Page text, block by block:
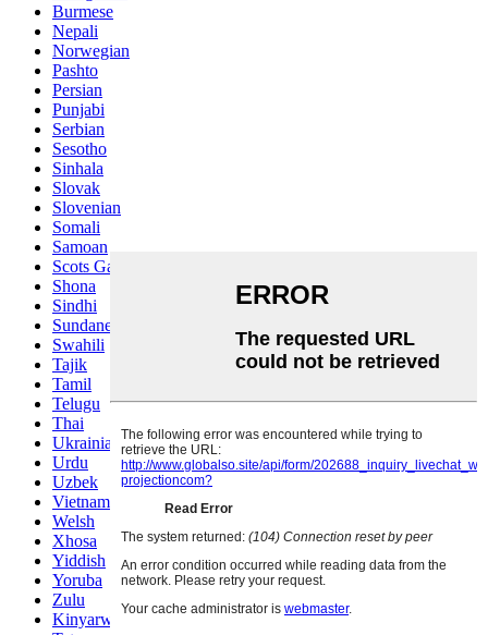
Burmese
Nepali
Norwegian
Pashto
Persian
Punjabi
Serbian
Sesotho
Sinhala
Slovak
Slovenian
Somali
Samoan
Scots Gaelic
Shona
Sindhi
Sundanese
Swahili
Tajik
Tamil
Telugu
Thai
Ukrainian
Urdu
Uzbek
Vietnamese
Welsh
Xhosa
Yiddish
Yoruba
Zulu
Kinyarwanda